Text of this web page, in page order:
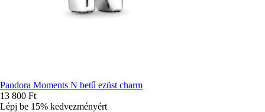
Pandora Moments N betű ezüst charm
13 800 Ft
Lépj be 15% kedvezményért